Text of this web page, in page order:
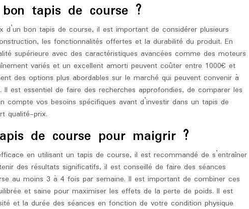
tapis de course ?
d’un bon tapis de course, il est important de considérer plusieurs
les fonctionnalités offertes et la durabilité du produit. En
supérieure avec des caractéristiques avancées comme des moteurs
variés et un excellent amorti peuvent coûter entre 1000€ et
des options plus abordables sur le marché qui peuvent convenir à
est essentiel de faire des recherches approfondies, de comparer les
compte vos besoins spécifiques avant d’investir dans un tapis de
qualité-prix.
de course pour maigrir ?
en utilisant un tapis de course, il est recommandé de s’entraîner
des résultats significatifs, il est conseillé de faire des séances
au moins 3 à 4 fois par semaine. Il est important de combiner ces
et saine pour maximiser les effets de la perte de poids. Il est
et la durée des séances en fonction de votre condition physique